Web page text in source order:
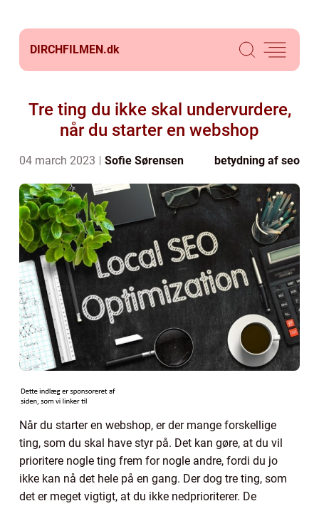
DIRCHFILMEN.dk
Tre ting du ikke skal undervurdere,
når du starter en webshop
04 march 2023 Sofie Sørensen betydning af seo
Når du starter en webshop, er der mange forskellige
ting, som du skal have styr på. Det kan gøre, at du vil
prioritere nogle ting frem for nogle andre, fordi du jo
ikke kan nå det hele på en gang. Der dog tre ting, som
det er meget vigtigt, at du ikke nedprioriterer. De